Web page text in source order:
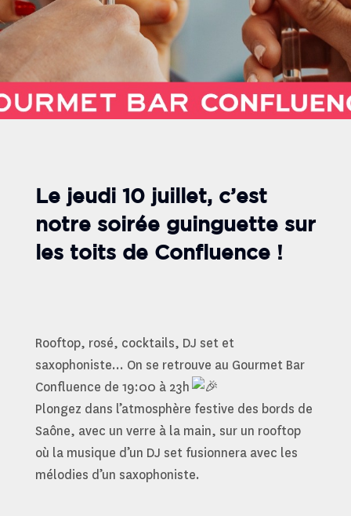
Le jeudi 10 juillet, c’est
notre soirée guinguette sur
les toits de Confluence !
Rooftop, rosé, cocktails, DJ set et
saxophoniste… On se retrouve au Gourmet Bar
Confluence de 19:00 à 23h
Plongez dans l’atmosphère festive des bords de
Saône, avec un verre à la main, sur un rooftop
où la musique d’un DJ set fusionnera avec les
mélodies d’un saxophoniste.